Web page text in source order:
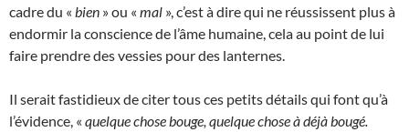
cadre du « bien » ou « mal », c’est à dire qui ne réussissent plus à
endormir la conscience de l’âme humaine, cela au point de lui
faire prendre des vessies pour des lanternes.
Il serait fastidieux de citer tous ces petits détails qui font qu’à
l’évidence, « quelque chose bouge, quelque chose à déjà bougé.